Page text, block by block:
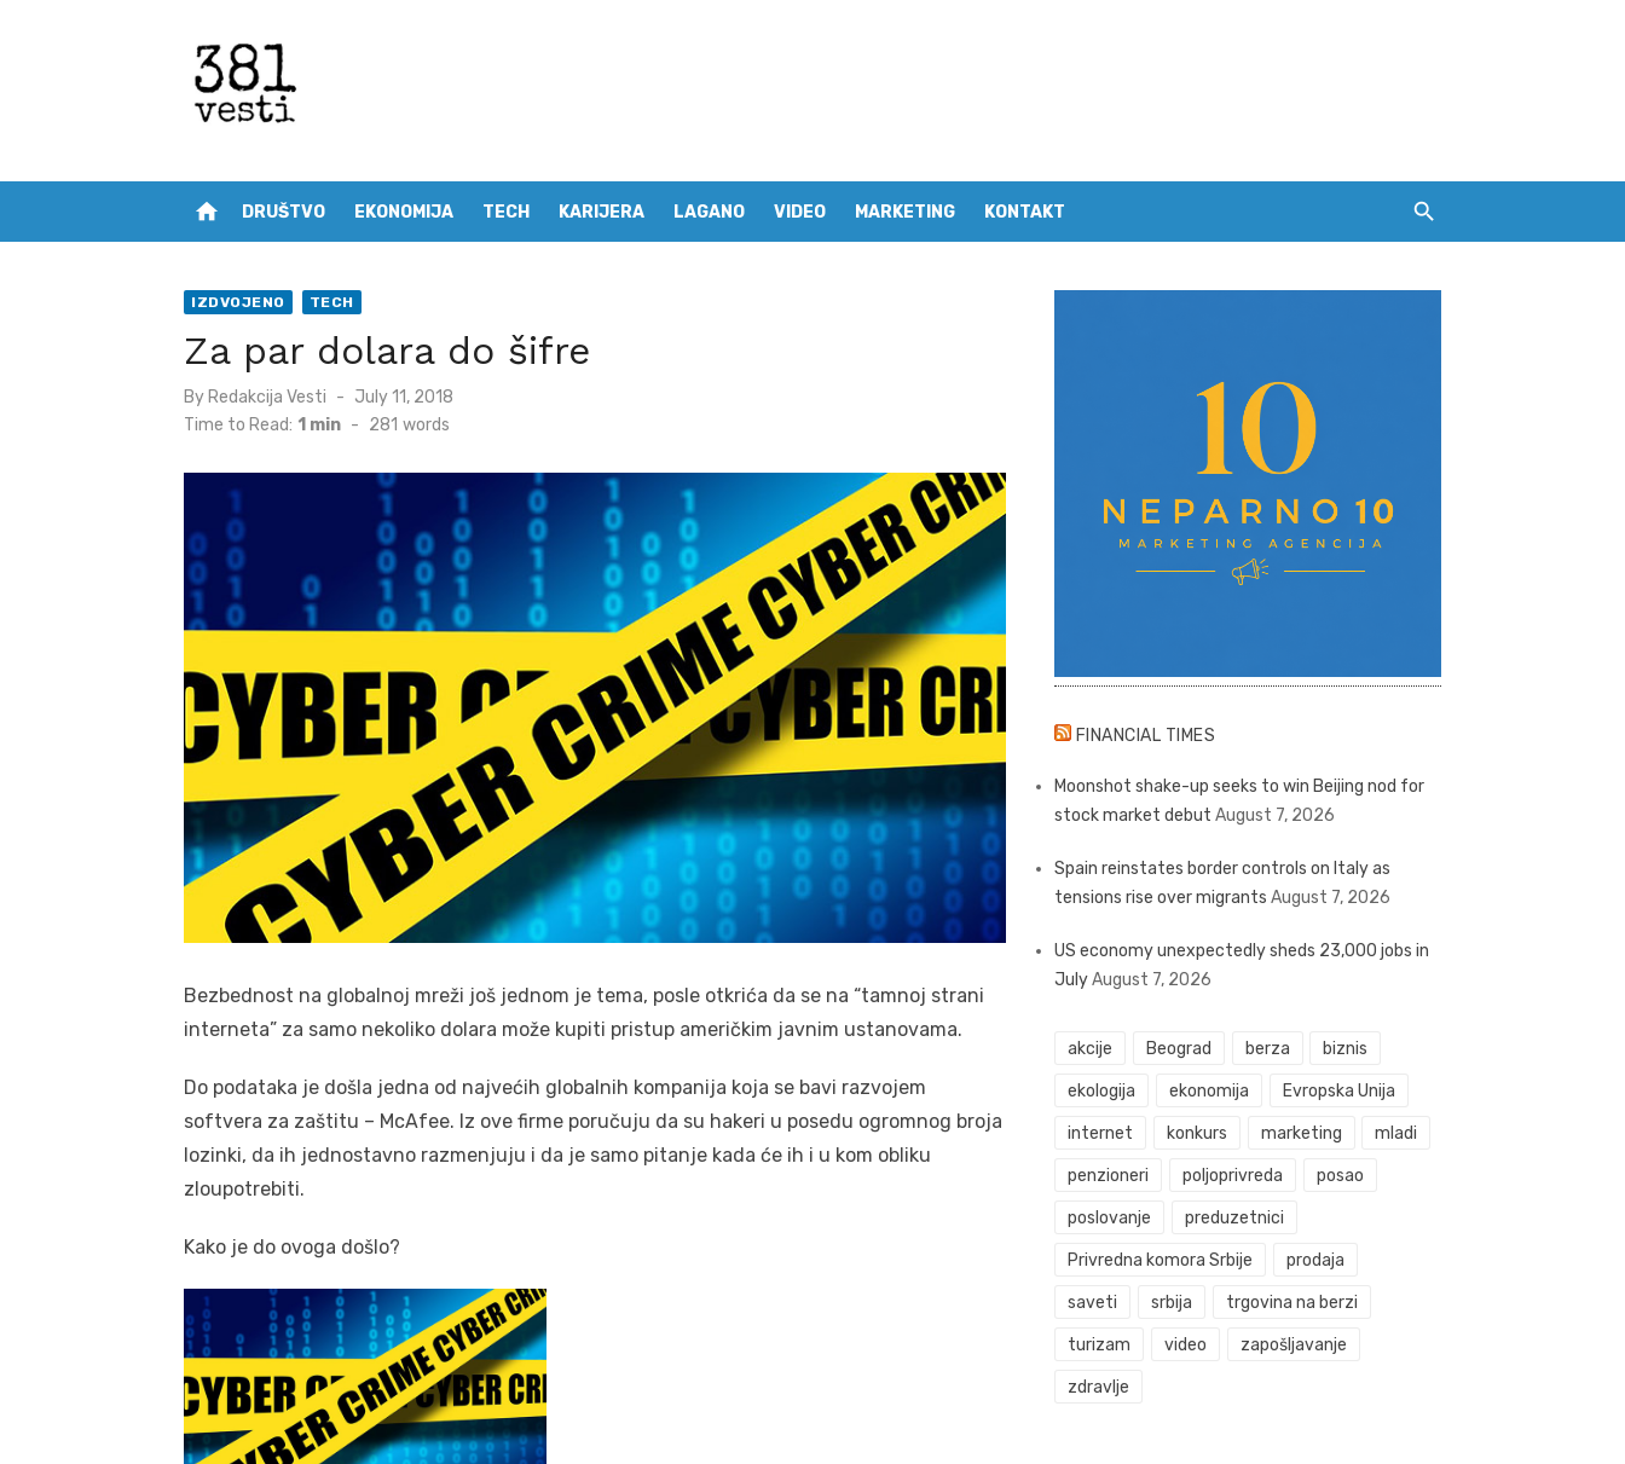
home DRUŠTVO EKONOMIJA TECH KARIJERA LAGANO VIDEO MARKETING KONTAKT
IZDVOJENO TECH
Za par dolara do šifre
By Redakcija Vesti
Posted
on
July 11, 2018
Time to Read: 1 min - 281 words
Bezbednost na globalnoj mreži još jednom je tema, posle otkrića da se na “tamnoj strani
interneta” za samo nekoliko dolara može kupiti pristup američkim javnim ustanovama.
Do podataka je došla jedna od najvećih globalnih kompanija koja se bavi razvojem
softvera za zaštitu – McAfee. Iz ove firme poručuju da su hakeri u posedu ogromnog broja
lozinki, da ih jednostavno razmenjuju i da je samo pitanje kada će ih i u kom obliku
zloupotrebiti.
Kako je do ovoga došlo?
FINANCIAL TIMES
Moonshot shake-up seeks to win Beijing nod for
stock market debut August 7, 2026
Spain reinstates border controls on Italy as
tensions rise over migrants August 7, 2026
US economy unexpectedly sheds 23,000 jobs in
JulyAugust 7, 2026
akcije Beograd berza biznis
ekologija ekonomija Evropska Unija
internet konkurs marketing mladi
penzioneri poljoprivreda posao
poslovanje preduzetnici
Privredna komora Srbije prodaja
saveti srbija trgovina na berzi
turizam video zapošljavanje
zdravlje